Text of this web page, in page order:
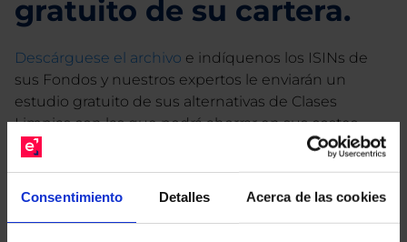
Consentimiento Detalles Acerca de las cookies
gratuito de su cartera.
Descárguese el archivo e indíquenos los ISINs de
sus Fondos y nuestros expertos le enviarán un
estudio gratuito de sus alternativas de Clases
Limpias con las que podrá ahorrar en sus costes.